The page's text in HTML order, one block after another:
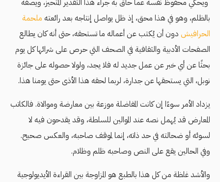
ويحكي محفوظ نفسه عما حاق به جراء هذا التقدير المتحيز، ويصفه
بالظلم، وهو في هذا محق، إذ ظل يواصل إنتاجه بعد رائعته ملحمة
الحرافيش دون أن يُكتب عن أعماله ما تستحقه، حتى أنه كان يطالع
الصفحات الأدبية والثقافية في الصحف التي حرص على شرائها كل يوم
بحثًا عن أي خبر عن عمل جديد له فلا يجد، ولولا حصوله على جائزة
نوبل، التي يستحقها عن جدارة، لربما لحقه هذا الأذى حتى يومنا هذا.
يزداد الأمر سوءًا إن كانت المفاضلة موزعة بين معارضة وموالاة. فالكاتب
المعارض قد يُهمل نصه عند الموالين للسلطة، وقد يقدحون فيه لا
لسوئه أو ضحالته في حد ذاته، إنما لموقف صاحبه، والعكس صحيح.
وفي الحالين يقع على النص وصاحبه ظلم وظلام.
والأشد غلظة من كل هذا بالطبع هو المزاوجة بين القراءة الأيديولوجية